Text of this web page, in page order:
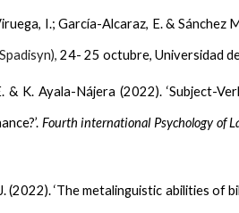
I.;García-Alcaraz, E.& Sánchez
24- 25 octubre, Universidad
& K. Ayala-Nájera (2022). ‘Subject-
Fourth international Psychology of
(2022). ‘The metalinguistic abilities of